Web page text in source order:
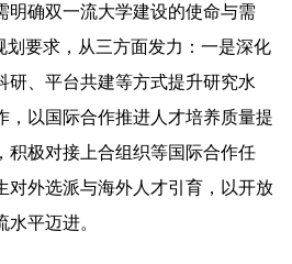
明确双一流大学建设的使命与需
划要求，从三方面发力：一是深化
研、平台共建等方式提升研究水
，以国际合作推进人才培养质量提
积极对接上合组织等国际合作任
对外选派与海外人才引育，以开放
平迈进。